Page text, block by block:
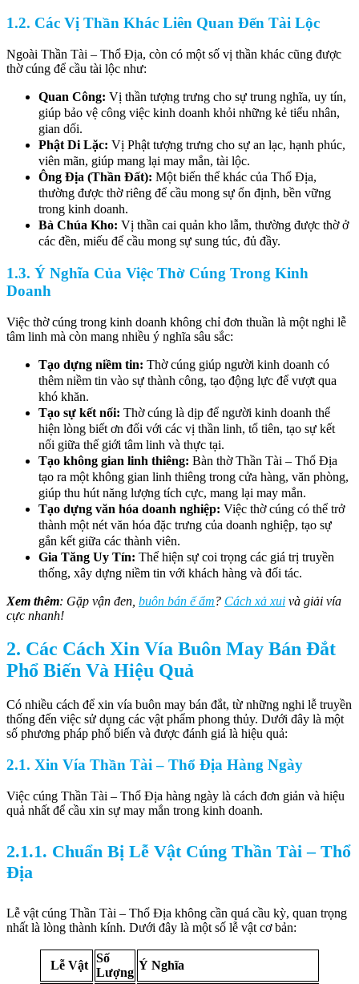
1.2. Các Vị Thần Khác Liên Quan Đến Tài Lộc
Ngoài Thần Tài – Thổ Địa, còn có một số vị thần khác cũng được
thờ cúng để cầu tài lộc như:
Quan Công: Vị thần tượng trưng cho sự trung nghĩa, uy tín,
giúp bảo vệ công việc kinh doanh khỏi những kẻ tiểu nhân,
gian dối.
Phật Di Lặc: Vị Phật tượng trưng cho sự an lạc, hạnh phúc,
viên mãn, giúp mang lại may mắn, tài lộc.
Ông Địa (Thần Đất): Một biến thể khác của Thổ Địa,
thường được thờ riêng để cầu mong sự ổn định, bền vững
trong kinh doanh.
Bà Chúa Kho: Vị thần cai quản kho lẫm, thường được thờ ở
các đền, miếu để cầu mong sự sung túc, đủ đầy.
1.3. Ý Nghĩa Của Việc Thờ Cúng Trong Kinh
Doanh
Việc thờ cúng trong kinh doanh không chỉ đơn thuần là một nghi lễ
tâm linh mà còn mang nhiều ý nghĩa sâu sắc:
Tạo dựng niềm tin: Thờ cúng giúp người kinh doanh có
thêm niềm tin vào sự thành công, tạo động lực để vượt qua
khó khăn.
Tạo sự kết nối: Thờ cúng là dịp để người kinh doanh thể
hiện lòng biết ơn đối với các vị thần linh, tổ tiên, tạo sự kết
nối giữa thế giới tâm linh và thực tại.
Tạo không gian linh thiêng: Bàn thờ Thần Tài – Thổ Địa
tạo ra một không gian linh thiêng trong cửa hàng, văn phòng,
giúp thu hút năng lượng tích cực, mang lại may mắn.
Tạo dựng văn hóa doanh nghiệp: Việc thờ cúng có thể trở
thành một nét văn hóa đặc trưng của doanh nghiệp, tạo sự
gắn kết giữa các thành viên.
Gia Tăng Uy Tín: Thể hiện sự coi trọng các giá trị truyền
thống, xây dựng niềm tin với khách hàng và đối tác.
Xem thêm: Gặp vận đen, buôn bán ế ẩm? Cách xả xui và giải vía
cực nhanh!
2. Các Cách Xin Vía Buôn May Bán Đắt
Phổ Biến Và Hiệu Quả
Có nhiều cách để xin vía buôn may bán đắt, từ những nghi lễ truyền
thống đến việc sử dụng các vật phẩm phong thủy. Dưới đây là một
số phương pháp phổ biến và được đánh giá là hiệu quả:
2.1. Xin Vía Thần Tài – Thổ Địa Hàng Ngày
Việc cúng Thần Tài – Thổ Địa hàng ngày là cách đơn giản và hiệu
quả nhất để cầu xin sự may mắn trong kinh doanh.
2.1.1. Chuẩn Bị Lễ Vật Cúng Thần Tài – Thổ
Địa
Lễ vật cúng Thần Tài – Thổ Địa không cần quá cầu kỳ, quan trọng
nhất là lòng thành kính. Dưới đây là một số lễ vật cơ bản:
Lễ Vật
Số
Lượng
Ý Nghĩa